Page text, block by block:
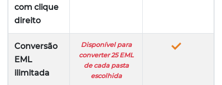
com clique
direito
Conversão
EML
ilimitada
Disponível para
converter 25 EML
de cada pasta
escolhida